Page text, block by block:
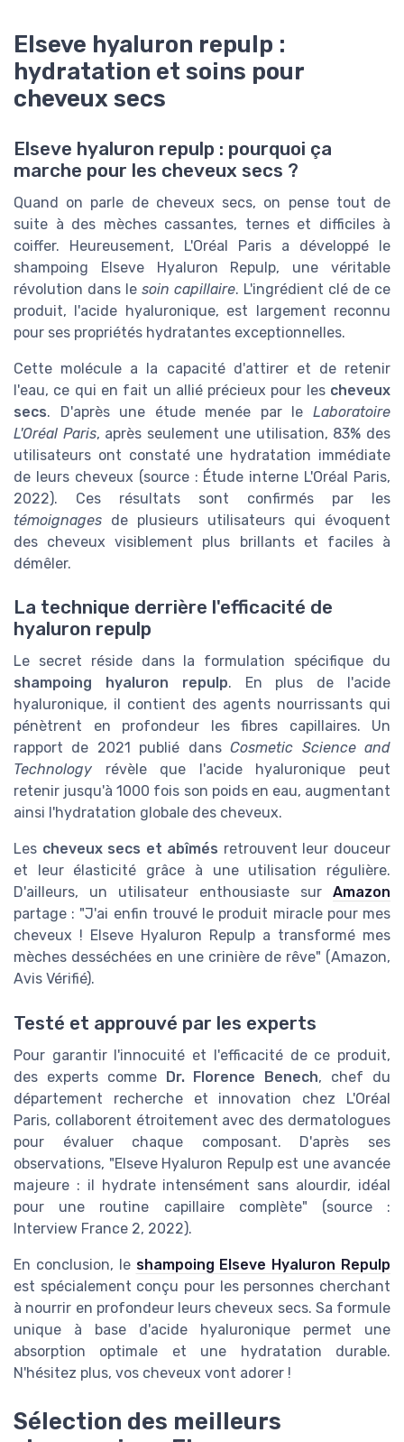
Elseve hyaluron repulp :
hydratation et soins pour
cheveux secs
Elseve hyaluron repulp : pourquoi ça
marche pour les cheveux secs ?
Quand on parle de cheveux secs, on pense tout de
suite à des mèches cassantes, ternes et difficiles à
coiffer. Heureusement, L'Oréal Paris a développé le
shampoing Elseve Hyaluron Repulp, une véritable
révolution dans le soin capillaire. L'ingrédient clé de ce
produit, l'acide hyaluronique, est largement reconnu
pour ses propriétés hydratantes exceptionnelles.
Cette molécule a la capacité d'attirer et de retenir
l'eau, ce qui en fait un allié précieux pour les cheveux
secs. D'après une étude menée par le Laboratoire
L'Oréal Paris, après seulement une utilisation, 83% des
utilisateurs ont constaté une hydratation immédiate
de leurs cheveux (source : Étude interne L'Oréal Paris,
2022). Ces résultats sont confirmés par les
témoignages de plusieurs utilisateurs qui évoquent
des cheveux visiblement plus brillants et faciles à
démêler.
La technique derrière l'efficacité de
hyaluron repulp
Le secret réside dans la formulation spécifique du
shampoing hyaluron repulp. En plus de l'acide
hyaluronique, il contient des agents nourrissants qui
pénètrent en profondeur les fibres capillaires. Un
rapport de 2021 publié dansCosmetic Science and
Technology révèle que l'acide hyaluronique peut
retenir jusqu'à 1000 fois son poids en eau, augmentant
ainsi l'hydratation globale des cheveux.
Les cheveux secs et abîmés retrouvent leur douceur
et leur élasticité grâce à une utilisation régulière.
D'ailleurs, un utilisateur enthousiaste sur Amazon
partage : "J'ai enfin trouvé le produit miracle pour mes
cheveux ! Elseve Hyaluron Repulp a transformé mes
mèches desséchées en une crinière de rêve" (Amazon,
Avis Vérifié).
Testé et approuvé par les experts
Pour garantir l'innocuité et l'efficacité de ce produit,
des experts comme Dr. Florence Benech, chef du
département recherche et innovation chez L'Oréal
Paris, collaborent étroitement avec des dermatologues
pour évaluer chaque composant. D'après ses
observations, "Elseve Hyaluron Repulp est une avancée
majeure : il hydrate intensément sans alourdir, idéal
pour une routine capillaire complète" (source :
Interview France 2, 2022).
En conclusion, le shampoing Elseve Hyaluron Repulp
est spécialement conçu pour les personnes cherchant
à nourrir en profondeur leurs cheveux secs. Sa formule
unique à base d'acide hyaluronique permet une
absorption optimale et une hydratation durable.
N'hésitez plus, vos cheveux vont adorer !
Sélection des meilleurs